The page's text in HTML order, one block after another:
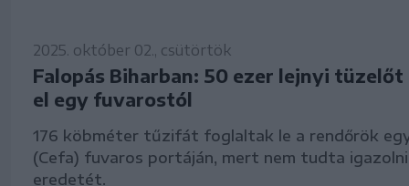
2025. október 02., csütörtök
Falopás Biharban: 50 ezer lejnyi
el egy fuvarostól
176 köbméter tűzifát foglaltak le a rendőrök
(Cefa) fuvaros portáján, mert nem tudta
eredetét.